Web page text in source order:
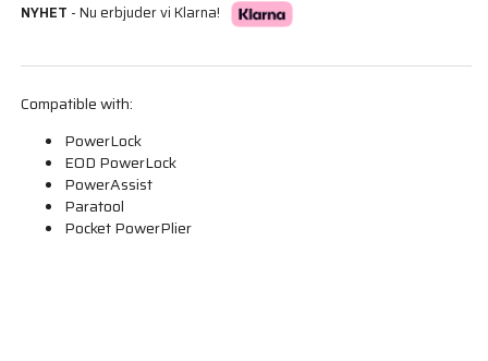
NYHET - Nu erbjuder vi Klarna!
Compatible with:
PowerLock
EOD PowerLock
PowerAssist
Paratool
Pocket PowerPlier